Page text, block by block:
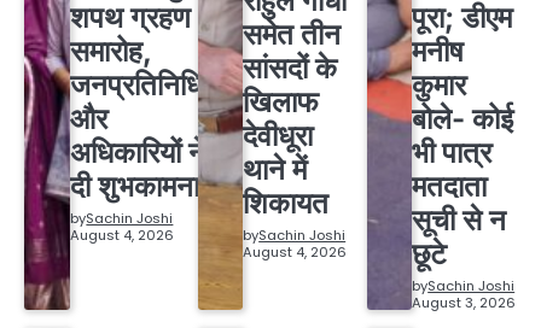
शपथ ग्रहण
समारोह,
जनप्रतिनिधियों
और
अधिकारियों ने
दी शुभकामनाएं
bySachin Joshi
August 4, 2026
समेत तीन
सांसदों के
खिलाफ
देवीधूरा
थाने में
शिकायत
bySachin Joshi
August 4, 2026
पूरा; डीएम
मनीष
कुमार
बोले- कोई
भी पात्र
मतदाता
सूची से न
छूटे
bySachin Joshi
August 3, 2026